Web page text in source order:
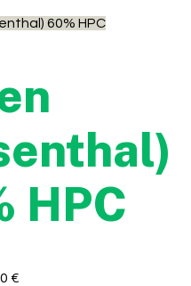
HPC
€